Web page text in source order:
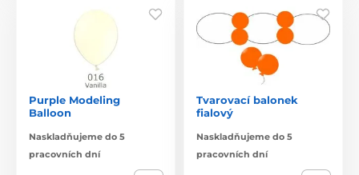
Purple Modeling
Balloon
Naskladňujeme do 5
pracovních dní
Tvarovací balonek
fialový
Naskladňujeme do 5
pracovních dní